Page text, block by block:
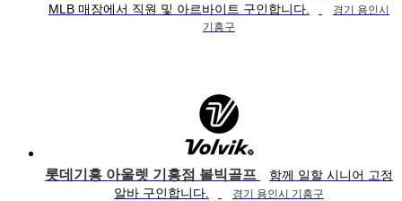
MLB 매장에서 직원 및 아르바이트 구인합니다.
경기 용인시
기흥구
롯데기흥 아울렛 기흥점 볼빅골프
함께 일할 시니어 고정
알바 구인합니다.
경기 용인시 기흥구